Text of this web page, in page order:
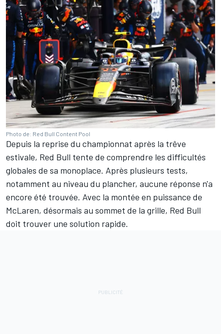
Photo de: Red Bull Content Pool
Depuis la reprise du championnat après la trêve
estivale, Red Bull tente de comprendre les difficultés
globales de sa monoplace. Après plusieurs tests,
notamment au niveau du plancher, aucune réponse n'a
encore été trouvée. Avec la montée en puissance de
McLaren, désormais au sommet de la grille, Red Bull
doit trouver une solution rapide.